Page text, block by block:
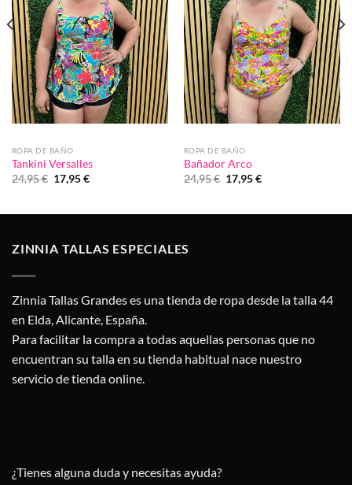
ROPA DE BAÑO
Tankini Versalles
24,95€ El
precio
17,95€El
ROPA DE BAÑO
Bañador Arco
24,95€ El
precio
17,95€El
ZINNIA TALLAS ESPECIALES
Zinnia Tallas Grandes es una tienda de ropa desde la talla 44
en Elda, Alicante, España.
Para facilitar la compra a todas aquellas personas que no
encuentran su talla en su tienda habitual nace nuestro
servicio de tienda online.
¿Tienes alguna duda y necesitas ayuda?